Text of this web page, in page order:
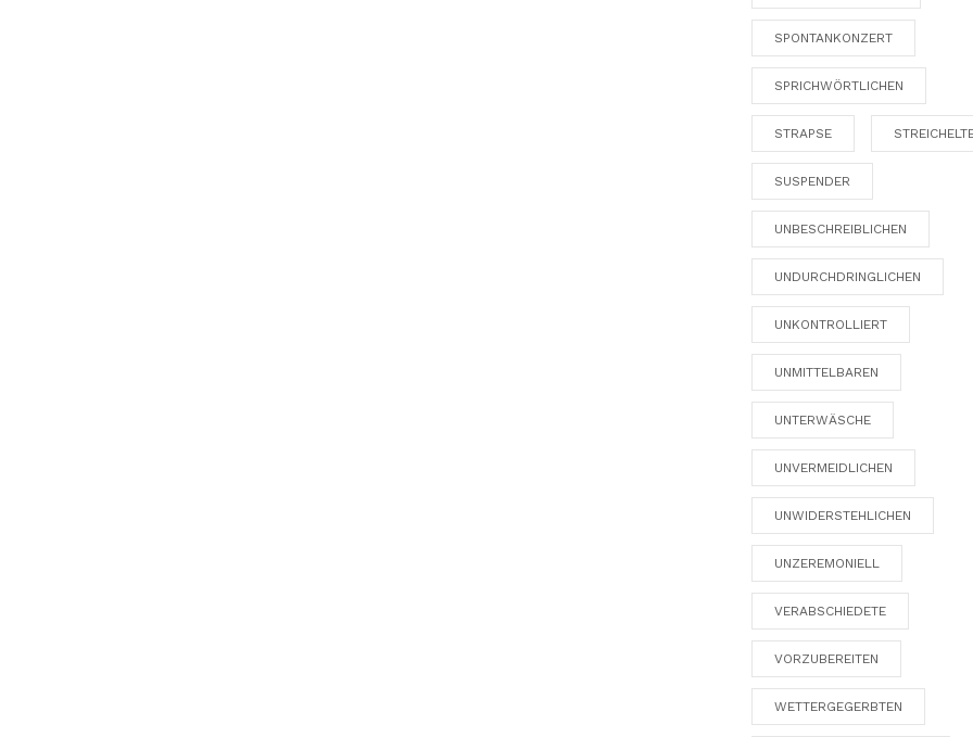
SPONTANKONZERT
SPRICHWÖRTLICHEN
STRAPSE
SUSPENDER
UNBESCHREIBLICHEN
UNDURCHDRINGLICHEN
UNKONTROLLIERT
UNMITTELBAREN
UNTERWÄSCHE
UNVERMEIDLICHEN
UNWIDERSTEHLICHEN
UNZEREMONIELL
VERABSCHIEDETE
VORZUBEREITEN
WETTERGEGERBTEN